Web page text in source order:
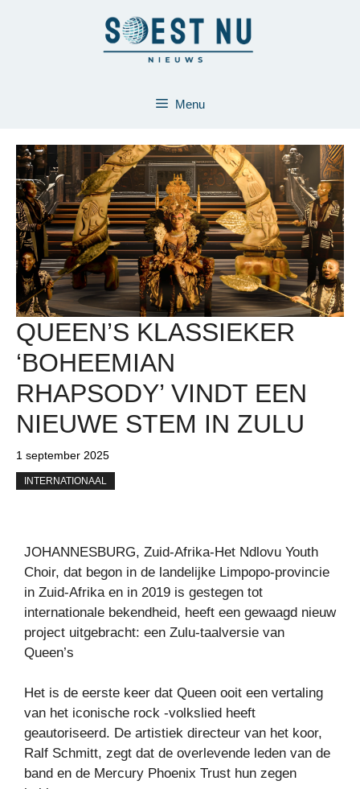
Menu
QUEEN’S KLASSIEKER
‘BOHEEMIAN
RHAPSODY’ VINDT EEN
NIEUWE STEM IN ZULU
1 september 2025
INTERNATIONAAL
JOHANNESBURG, Zuid-Afrika-Het Ndlovu Youth
Choir, dat begon in de landelijke Limpopo-provincie
in Zuid-Afrika en in 2019 is gestegen tot
internationale bekendheid, heeft een gewaagd nieuw
project uitgebracht: een Zulu-taalversie van
Queen’s
Het is de eerste keer dat Queen ooit een vertaling
van het iconische rock -volkslied heeft
geautoriseerd. De artistiek directeur van het koor,
Ralf Schmitt, zegt dat de overlevende leden van de
band en de Mercury Phoenix Trust hun zegen